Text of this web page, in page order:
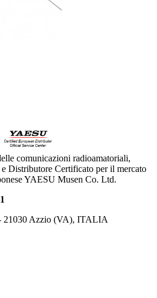
comunicazioni radioamatoriali,
Distributore Certificato per il mercato
YAESU Musen Co. Ltd.
21030 Azzio (VA), ITALIA